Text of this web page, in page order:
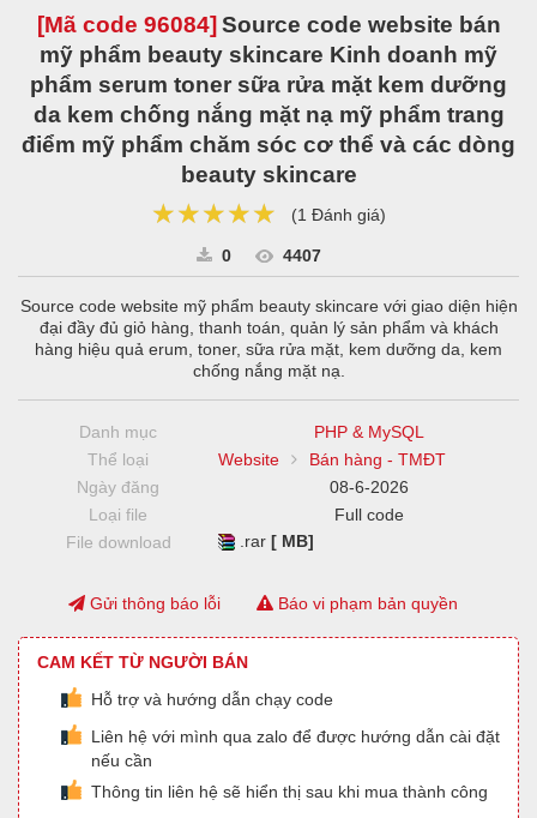
[Mã code 96084] Source code website bán
mỹ phẩm beauty skincare Kinh doanh mỹ
phẩm serum toner sữa rửa mặt kem dưỡng
da kem chống nắng mặt nạ mỹ phẩm trang
điểm mỹ phẩm chăm sóc cơ thể và các dòng
beauty skincare
★★★★★
★★★★★
★★★★★ (1 Đánh giá)
0 4407
Source code website mỹ phẩm beauty skincare với giao diện hiện
đại đầy đủ giỏ hàng, thanh toán, quản lý sản phẩm và khách
hàng hiệu quả erum, toner, sữa rửa mặt, kem dưỡng da, kem
chống nắng mặt nạ.
Danh mục
PHP & MySQL
Thể loại
Website
Bán hàng - TMĐT
Ngày đăng
08-6-2026
Loại file
Full code
File download
.rar[ MB]
Gửi thông báo lỗi Báo vi phạm bản quyền
CAM KẾT TỪ NGƯỜI BÁN
Hỗ trợ và hướng dẫn chạy code
Liên hệ với mình qua zalo để được hướng dẫn cài đặt
nếu cần
Thông tin liên hệ sẽ hiển thị sau khi mua thành công